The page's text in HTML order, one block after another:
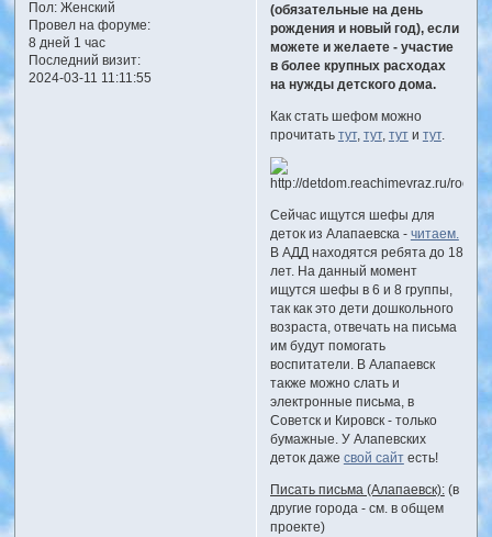
Пол:Женский
Провел на форуме:
8 дней 1 час
Последний визит:
2024-03-11 11:11:55
(обязательные на день
рождения и новый год), если
можете и желаете - участие
в более крупных расходах
на нужды детского дома.
Как стать шефом можно
прочитать тут, тут, тути тут.
Сейчас ищутся шефы для
деток из Алапаевска - читаем.
В АДД находятся ребята до 18
лет. На данный момент
ищутся шефы в 6 и 8 группы,
так как это дети дошкольного
возраста, отвечать на письма
им будут помогать
воспитатели. В Алапаевск
также можно слать и
электронные письма, в
Советск и Кировск - только
бумажные. У Алапевских
деток даже свой сайтесть!
Писать письма (Алапаевск):(в
другие города - см. в общем
проекте)